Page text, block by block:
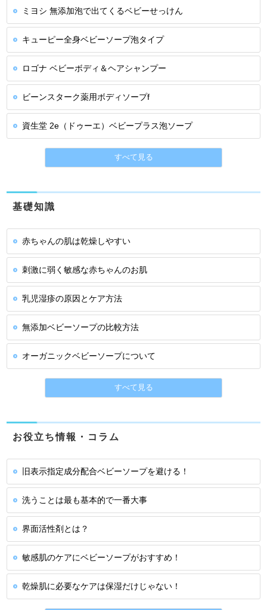
ミヨシ 無添加泡で出てくるベビーせっけん
キューピー全身ベビーソープ泡タイプ
ロゴナ ベビーボディ＆ヘアシャンプー
ビーンスターク薬用ボディソープf
資生堂 2e（ドゥーエ）ベビープラス泡ソープ
すべて見る
基礎知識
赤ちゃんの肌は乾燥しやすい
刺激に弱く敏感な赤ちゃんのお肌
乳児湿疹の原因とケア方法
無添加ベビーソープの比較方法
オーガニックベビーソープについて
すべて見る
お役立ち情報・コラム
旧表示指定成分配合ベビーソープを避ける！
洗うことは最も基本的で一番大事
界面活性剤とは？
敏感肌のケアにベビーソープがおすすめ！
乾燥肌に必要なケアは保湿だけじゃない！